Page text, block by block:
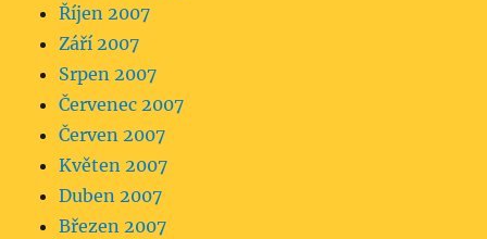
Říjen 2007
Září 2007
Srpen 2007
Červenec 2007
Červen 2007
Květen 2007
Duben 2007
Březen 2007